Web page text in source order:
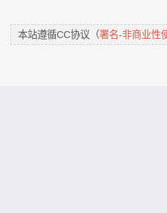
本站遵循CC协议（署名-非商业性